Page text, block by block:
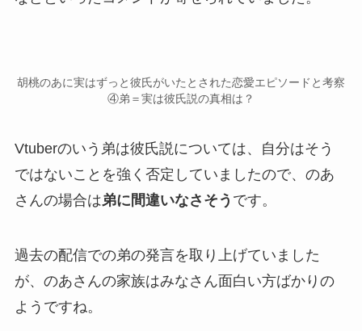
胡桃のあに実はずっと彼氏がいたとされた恋愛エピソードと考察
④弟＝実は彼氏説の真相は？
Vtuberのいう 弟は彼氏説については、
自分はそう
ではないことを強く否定していましたので、のあ
さんの場合は弟に間違いなさそう です。
過去の配信での弟の発言を取り上げていました
が、のあさんの家族はみなさん面白い方ばかりの
ようですね。